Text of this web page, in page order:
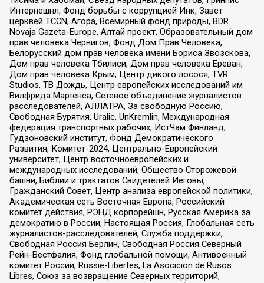
Интернешнл, Фонд борьбы с коррупцией Инк, Завет
церквей TCCN, Агора, Всемирный фонд природы, BDR
Novaja Gazeta-Europe, Алтай проект, Образовательный дом
прав человека Чернигов, Фонд Дом Прав Человека,
Белорусский дом прав человека имени Бориса Звозскова,
Дом прав человека Тбилиси, Дом прав человека Ереван,
Дом прав человека Крым, Центр дикого лосося, TVR
Studios, ТВ Дождь, Центр европейских исследований им
Вилфрида Мартенса, Сетевое объединение журналистов
расследователей, АЛЛАТРА, За свободную Россию,
Свободная Бурятия, Uralic, UnKremlin, Международная
федерация транспортных рабочих, ИстЧам Финланд,
Гудзоновский институт, Фонд Демократического
Развития, Комитет-2024, Центрально-Европейский
университет, Центр восточноевропейских и
международных исследований, Общество Сторожевой
башни, Библии и трактатов Свидетелей Иеговы,
Гражданский Совет, Центр анализа европейской политики,
Академическая сеть Восточная Европа, Российский
комитет действия, РЭНД корпорейшн, Русская Америка за
демократию в России, Настоящая Россия, Глобальная сеть
журналистов-расследователей, Служба поддержки,
Свободная Россия Берлин, Свободная Россия Северный
Рейн-Вестфалия, Фонд глобальной помощи, Антивоенный
комитет России, Russie-Libertes, La Asocicion de Rusos
Libres, Союз за возвращение Северных территорий,